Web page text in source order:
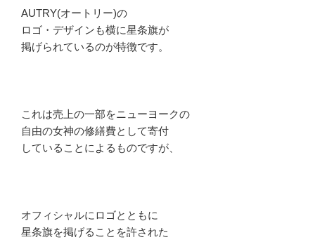
AUTRY(オートリー)の
ロゴ・デザインも横に星条旗が
掲げられているのが特徴です。
これは売上の一部をニューヨークの
自由の女神の修繕費として寄付
していることによるものですが、
オフィシャルにロゴとともに
星条旗を掲げることを許された